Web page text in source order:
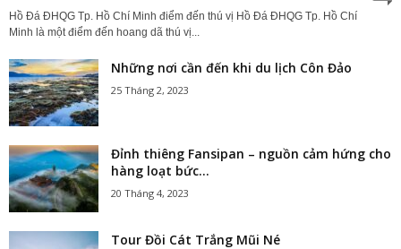
Hồ Đá ĐHQG Tp. Hồ Chí Minh điểm đến thú vị Hồ Đá ĐHQG Tp. Hồ Chí
Minh là một điểm đến hoang dã thú vị...
Những nơi cần đến khi du lịch Côn Đảo
25 Tháng 2, 2023
Đỉnh thiêng Fansipan – nguồn cảm hứng cho
hàng loạt bức...
20 Tháng 4, 2023
Tour Đồi Cát Trắng Mũi Né